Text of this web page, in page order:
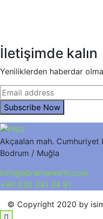
İletişimde kalın
Yeniliklerden haberdar
Akçaalan mah.
Bodrum / Muğla
info@abramamarin.com
+90 530 041 34 81
© Copyright 2020 by